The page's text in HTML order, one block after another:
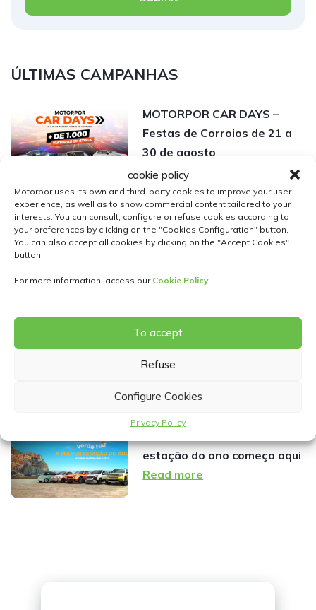
cookie policy
Motorpor uses its own and third-party cookies to improve your user
experience, as well as to show commercial content tailored to your
interests. You can consult, configure or refuse cookies according to
your preferences by clicking on the "Cookies Configuration" button.
You can also accept all cookies by clicking on the "Accept Cookies"
button.
For more information, access our Cookie Policy
To accept
Refuse
Configure Cookies
Privacy Policy
ÚLTIMAS CAMPANHAS
MOTORPOR CAR DAYS –
Festas de Corroios de 21 a
30 de agosto
Read more
Novo Changan Deepal S05
Ultra-Hybrid: mais de 1.000
Renault Kangoo desde
Read more
estação do ano começa aqui
Read more